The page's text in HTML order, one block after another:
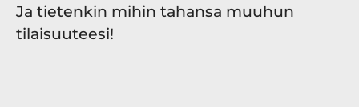
Ja tietenkin mihin tahansa muuhun
tilaisuuteesi!